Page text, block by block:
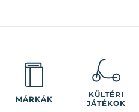
MÁRKÁK
KÜLTÉRI
JÁTÉKOK